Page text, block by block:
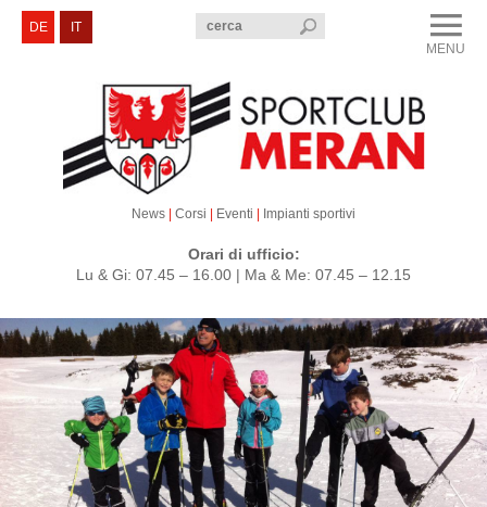
News | Corsi | Eventi | Impianti sportivi
Orari di ufficio:
Lu & Gi: 07.45 – 16.00 | Ma & Me: 07.45 – 12.15
DE
IT
MENU
menu CLOSE
Sportclub Merano
Corsi e Eventi
Servizi e Contatti